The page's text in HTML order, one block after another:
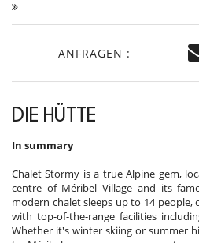
ANFRAGEN :
DIE HÜTTE
In summary
Chalet Stormy is a true Alpine gem,
centre of Méribel Village and its
modern chalet sleeps up to 14 people,
with top-of-the-range facilities
Whether it's winter skiing or summer